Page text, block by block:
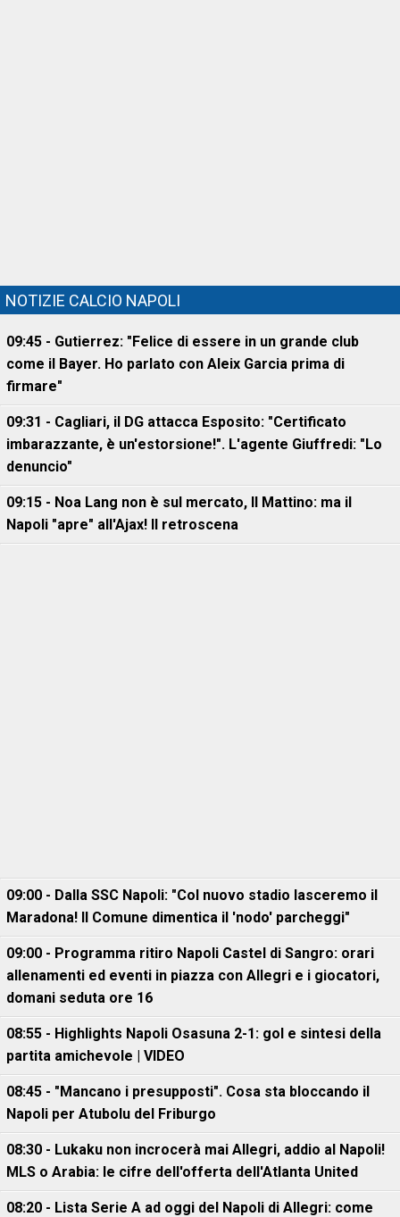
NOTIZIE CALCIO NAPOLI
09:45 - Gutierrez: "Felice di essere in un grande club
come il Bayer. Ho parlato con Aleix Garcia prima di
firmare"
09:31 - Cagliari, il DG attacca Esposito: "Certificato
imbarazzante, è un'estorsione!". L'agente Giuffredi: "Lo
denuncio"
09:15 - Noa Lang non è sul mercato, Il Mattino: ma il
Napoli "apre" all'Ajax! Il retroscena
09:00 - Dalla SSC Napoli: "Col nuovo stadio lasceremo il
Maradona! Il Comune dimentica il 'nodo' parcheggi"
09:00 - Programma ritiro Napoli Castel di Sangro: orari
allenamenti ed eventi in piazza con Allegri e i giocatori,
domani seduta ore 16
08:55 - Highlights Napoli Osasuna 2-1: gol e sintesi della
partita amichevole | VIDEO
08:45 - "Mancano i presupposti". Cosa sta bloccando il
Napoli per Atubolu del Friburgo
08:30 - Lukaku non incrocerà mai Allegri, addio al Napoli!
MLS o Arabia: le cifre dell'offerta dell'Atlanta United
08:20 - Lista Serie A ad oggi del Napoli di Allegri: come